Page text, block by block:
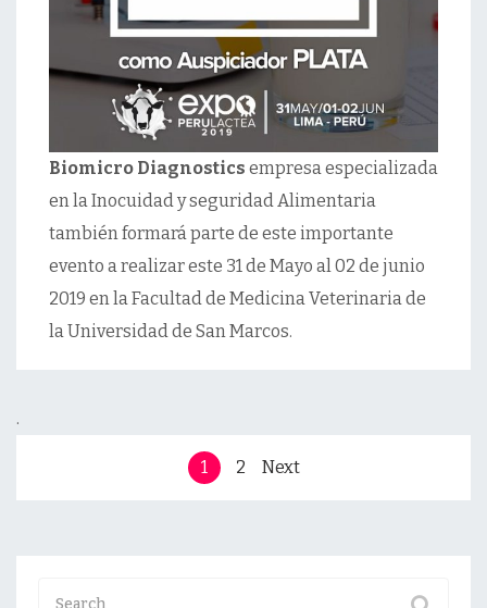
Biomicro Diagnostics empresa especializada
en la Inocuidad y seguridad Alimentaria
también formará parte de este importante
evento a realizar este 31 de Mayo al 02 de junio
2019 en la Facultad de Medicina Veterinaria de
la Universidad de San Marcos.
.
1 2 Next